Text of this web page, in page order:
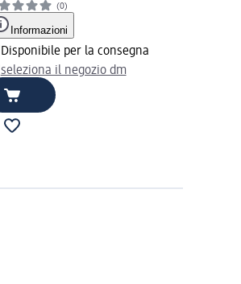
(0)
Informazioni
Disponibile per la consegna
seleziona il negozio dm